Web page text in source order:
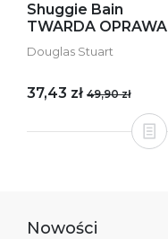
Shuggie Bain
TWARDA OPRAWA
Douglas Stuart
37,43 zł 49,90 zł
Nowości